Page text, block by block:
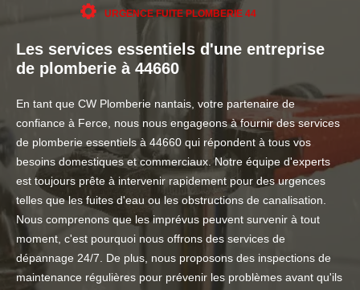
URGENCE FUITE PLOMBERIE 44
Les services essentiels d'une entreprise
de plomberie à 44660
En tant que CW Plomberie nantais, votre partenaire de
confiance à Ferce, nous nous engageons à fournir des services
de plomberie essentiels à 44660 qui répondent à tous vos
besoins domestiques et commerciaux. Notre équipe d'experts
est toujours prête à intervenir rapidement pour des urgences
telles que les fuites d'eau ou les obstructions de canalisation.
Nous comprenons que les imprévus peuvent survenir à tout
moment, c'est pourquoi nous offrons des services de
dépannage 24/7. De plus, nous proposons des inspections de
maintenance régulières pour prévenir les problèmes avant qu'ils